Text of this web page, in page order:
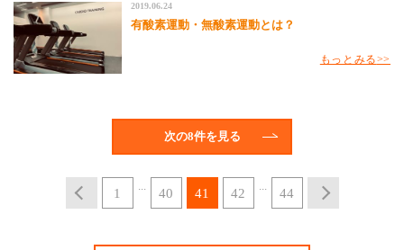
2019.06.24
有酸素運動・無酸素運動とは？
もっとみる
次の8件を見る
1 ... 40 41 42 ... 44